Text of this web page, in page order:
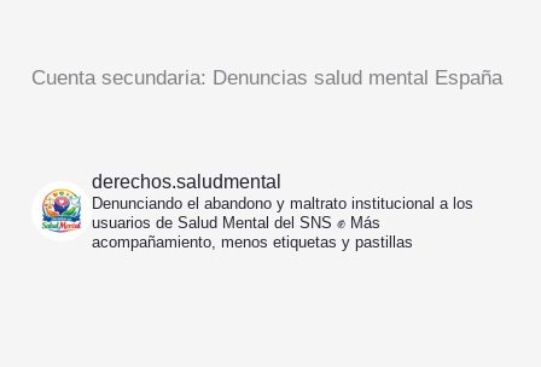
Cuenta secundaria: Denuncias salud mental España
derechos.saludmental
Denunciando el abandono y maltrato institucional a los
usuarios de Salud Mental del SNS ✊️ Más
acompañamiento, menos etiquetas y pastillas